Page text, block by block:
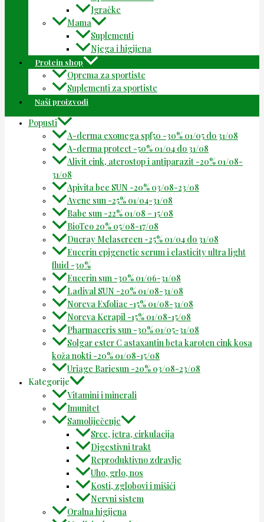
Igračke
Mama
Suplementi
Njega i higijena
Protein shop
Oprema za sportiste
Suplementi za sportiste
Naši proizvodi
Popusti
A-derma exomega spf50 -30% 01/05 do 31/08
A-derma protect -50% 01/04 do 31/08
Alivit cink, aterostop i antiparazit -20% 01/08-
31/08
Apivita bee SUN -20% 03/08-23/08
Avene sun -25% 01/04-31/08
Babe sun -22% 01/08 – 15/08
BioTeo 20% 05/08-17/08
Ducray Melascreen -25% 01/04 do 31/08
Eucerin epigenetic serum i elasticity ultra light
fluid -30%
Eucerin sun -30% 01/06-31/08
Ladival SUN -20% 01/08-31/08
Noreva Exfoliac -15% 01/08-31/08
Noreva Kerapil -15% 01/08-15/08
Pharmaceris sun -30% 01/05-31/08
Solgar ester C astaxantin beta karoten cink kosa
koža nokti -20% 01/08-15/08
Uriage Bariesun -20% 03/08-23/08
Kategorije
Vitamini i minerali
Imunitet
Samoliječenje
Srce, jetra, cirkulacija
Digestivni trakt
Reproduktivno zdravlje
Uho, grlo, nos
Kosti, zglobovi i mišići
Nervni sistem
Oralna higijena